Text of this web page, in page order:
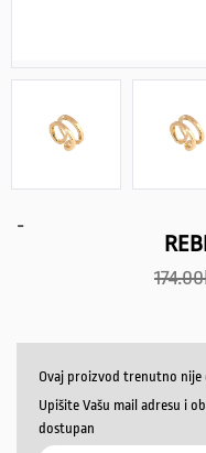
-
174.00
Ovaj proizvod trenutno nije
Upišite Vašu mail adresu i
dostupan